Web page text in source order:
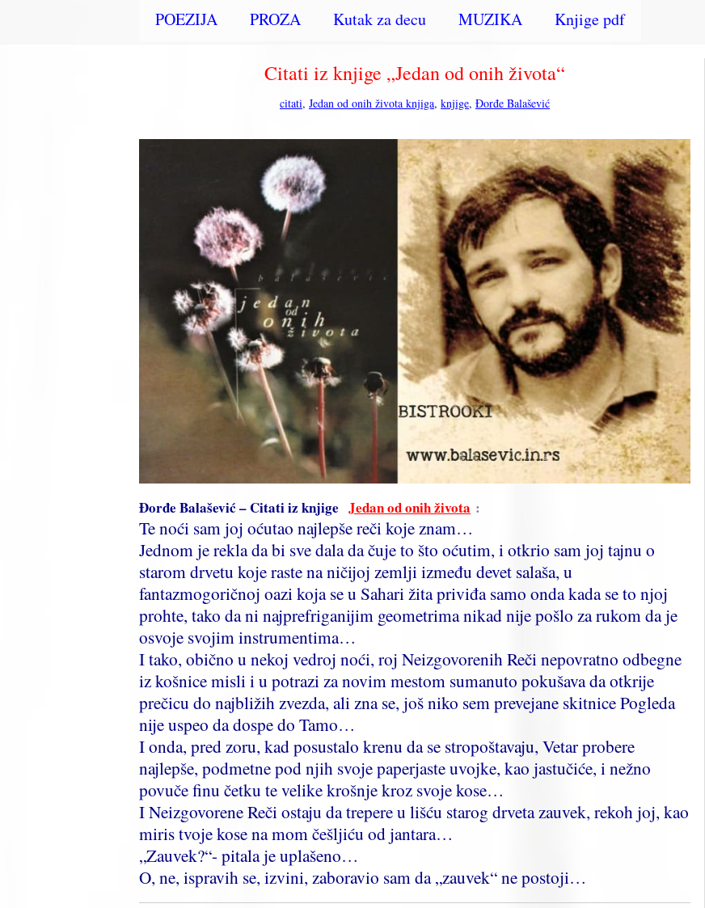
POEZIJA PROZA Kutak za decu MUZIKA Knjige pdf
Citati iz knjige „Jedan od onih života“
citati, Jedan od onih života knjiga, knjige, Đorđe Balašević
Đorđe Balašević – Citati iz knjige Jedan od onih života :
Te noći sam joj oćutao najlepše reči koje znam…
Jednom je rekla da bi sve dala da čuje to što oćutim, i otkrio sam joj tajnu o
starom drvetu koje raste na ničijoj zemlji između devet salaša, u
fantazmogoričnoj oazi koja se u Sahari žita priviđa samo onda kada se to njoj
prohte, tako da ni najprefriganijim geometrima nikad nije pošlo za rukom da je
osvoje svojim instrumentima…
I tako, obično u nekoj vedroj noći, roj Neizgovorenih Reči nepovratno odbegne
iz košnice misli i u potrazi za novim mestom sumanuto pokušava da otkrije
prečicu do najbližih zvezda, ali zna se, još niko sem prevejane skitnice Pogleda
nije uspeo da dospe do Tamo…
I onda, pred zoru, kad posustalo krenu da se stropoštavaju, Vetar probere
najlepše, podmetne pod njih svoje paperjaste uvojke, kao jastučiće, i nežno
povuče finu četku te velike krošnje kroz svoje kose…
I Neizgovorene Reči ostaju da trepere u lišću starog drveta zauvek, rekoh joj, kao
miris tvoje kose na mom češljiću od jantara…
„Zauvek?“- pitala je uplašeno…
O, ne, ispravih se, izvini, zaboravio sam da „zauvek“ ne postoji…